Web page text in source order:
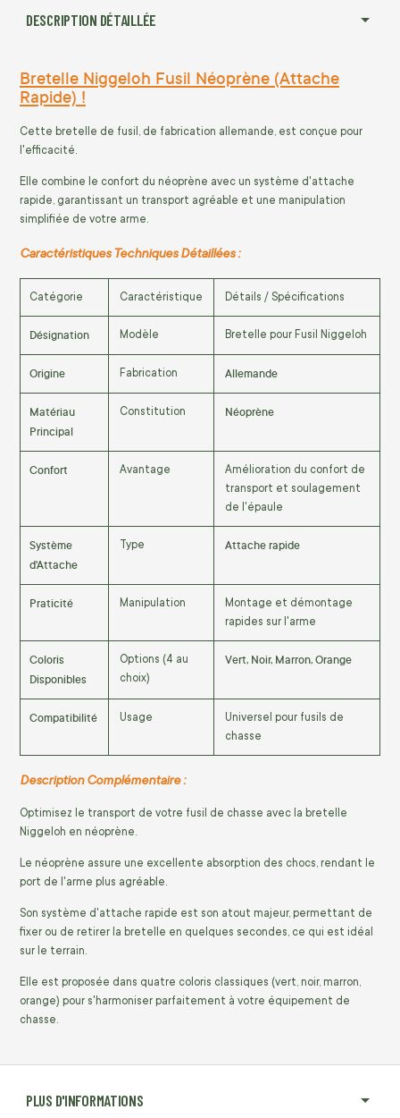
DESCRIPTION DÉTAILLÉE
PLUS D'INFORMATIONS
Bretelle Niggeloh Fusil Néoprène (Attache
Rapide) !
Cette bretelle de fusil, de fabrication allemande, est conçue pour
l'efficacité.
Elle combine le confort du néoprène avec un système d'attache
rapide, garantissant un transport agréable et une manipulation
simplifiée de votre arme.
Caractéristiques Techniques Détaillées :
Catégorie Caractéristique Détails / Spécifications
Désignation Modèle Bretelle pour Fusil Niggeloh
Origine Fabrication Allemande
Matériau
Principal
Constitution Néoprène
Confort Avantage
Amélioration du confort de
transport et soulagement
de l'épaule
Système
d'Attache
Type Attache rapide
Praticité Manipulation
Montage et démontage
rapides sur l'arme
Coloris
Disponibles
Options (4 au
choix)
Vert, Noir, Marron, Orange
Compatibilité Usage
Universel pour fusils de
chasse
Description Complémentaire :
Optimisez le transport de votre fusil de chasse avec la bretelle
Niggeloh en néoprène.
Le néoprène assure une excellente absorption des chocs, rendant le
port de l'arme plus agréable.
Son système d'attache rapide est son atout majeur, permettant de
fixer ou de retirer la bretelle en quelques secondes, ce qui est idéal
sur le terrain.
Elle est proposée dans quatre coloris classiques (vert, noir, marron,
orange) pour s'harmoniser parfaitement à votre équipement de
chasse.